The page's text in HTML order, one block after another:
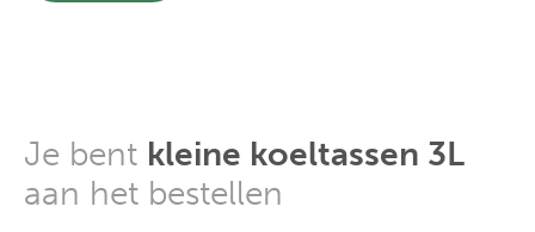
Je bent kleine koeltassen 3L
aan het bestellen